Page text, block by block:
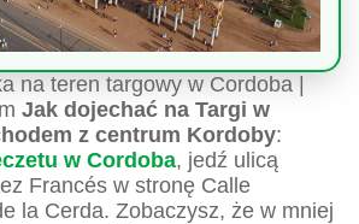
na teren targowy w Cordoba |
Jak dojechać na Targi w
z centrum Kordoby:
w Cordoba, jedź ulicą
Francés w stronę Calle
la Cerda. Zobaczysz, że w mniej